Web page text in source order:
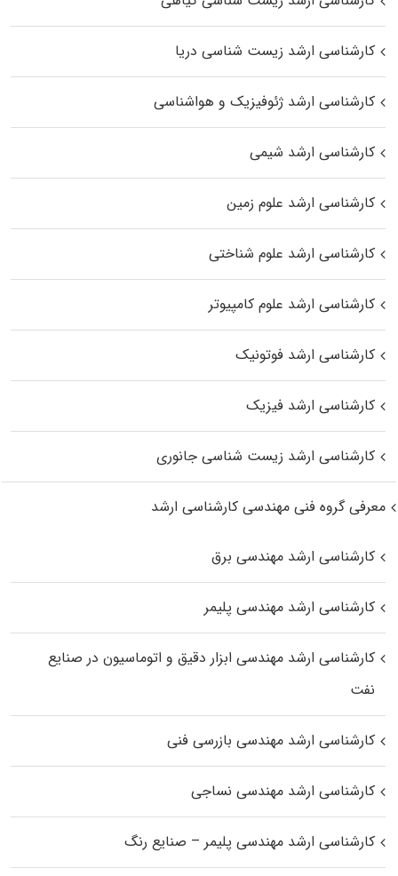
کارشناسی ارشد زیست‌ شناسی دریا
کارشناسی ارشد ژئوفیزیک و هواشناسی
کارشناسی ارشد شیمی
کارشناسی ارشد علوم زمین
کارشناسی ارشد علوم شناختی
کارشناسی ارشد علوم کامپیوتر
کارشناسی ارشد فوتونیک
کارشناسی ارشد فیزیک
کارشناسی ارشد زیست‌ شناسی جانوری
معرفی گروه فنی مهندسی کارشناسی ارشد
کارشناسی ارشد مهندسی برق
کارشناسی ارشد مهندسی پلیمر
کارشناسی ارشد مهندسی ابزار دقیق و اتوماسیون در صنایع
نفت
کارشناسی ارشد مهندسی بازرسی فنی
کارشناسی ارشد مهندسی نساجی
کارشناسی ارشد مهندسی پلیمر – صنایع رنگ